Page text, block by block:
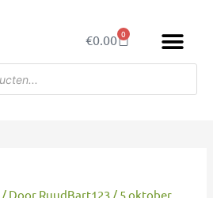
€0.00 0
Winkelwagen
/ Door RuudBart123 / 5 oktober